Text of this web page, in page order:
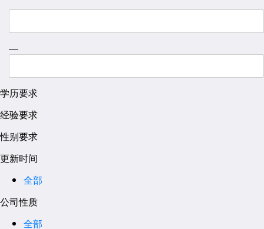
—
学历要求
经验要求
性别要求
更新时间
全部
公司性质
全部